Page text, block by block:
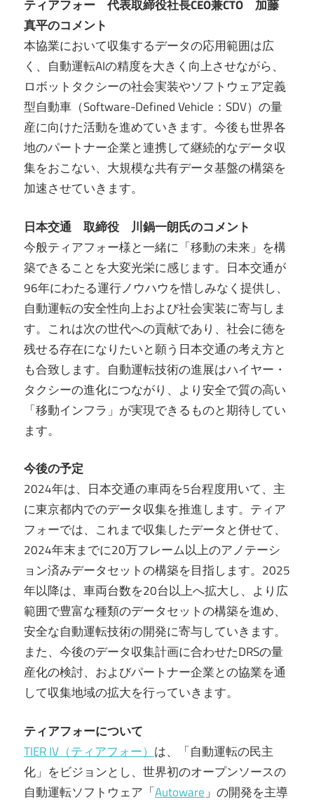
ティアフォー 代表取締役社長CEO兼CTO 加藤
真平のコメント
本協業において収集するデータの応用範囲は広
く、自動運転AIの精度を大きく向上させながら、
ロボットタクシーの社会実装やソフトウェア定義
型自動車（Software-Defined Vehicle：SDV）の量
産に向けた活動を進めていきます。今後も世界各
地のパートナー企業と連携して継続的なデータ収
集をおこない、大規模な共有データ基盤の構築を
加速させていきます。
日本交通 取締役 川鍋一朗氏のコメント
今般ティアフォー様と一緒に「移動の未来」を構
築できることを大変光栄に感じます。日本交通が
96年にわたる運行ノウハウを惜しみなく提供し、
自動運転の安全性向上および社会実装に寄与しま
す。これは次の世代への貢献であり、社会に徳を
残せる存在になりたいと願う日本交通の考え方と
も合致します。自動運転技術の進展はハイヤー・
タクシーの進化につながり、より安全で質の高い
「移動インフラ」が実現できるものと期待してい
ます。
今後の予定
2024年は、日本交通の車両を5台程度用いて、主
に東京都内でのデータ収集を推進します。ティア
フォーでは、これまで収集したデータと併せて、
2024年末までに20万フレーム以上のアノテーシ
ョン済みデータセットの構築を目指します。2025
年以降は、車両台数を20台以上へ拡大し、より広
範囲で豊富な種類のデータセットの構築を進め、
安全な自動運転技術の開発に寄与していきます。
また、今後のデータ収集計画に合わせたDRSの量
産化の検討、およびパートナー企業との協業を通
して収集地域の拡大を行っていきます。
ティアフォーについて
TIER IV（ティアフォー） は、「自動運転の民主
化」をビジョンとし、世界初のオープンソースの
自動運転ソフトウェア「Autoware 」の開発を主導